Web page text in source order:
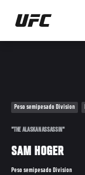
Pasar
contenido
Peso semipesado Division
"THE ALASKAN ASSASSIN"
SAM HOGER
Peso semipesado Division